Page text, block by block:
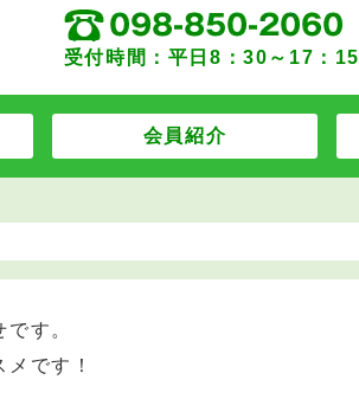
受付時間：平日8：30～17：15
会員紹介
す。
です！